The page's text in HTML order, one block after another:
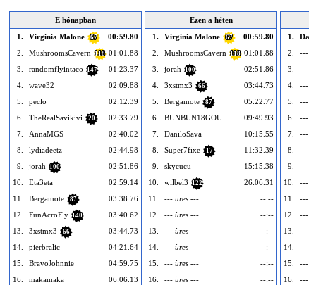
E hónapban
1.
Virginia Malone 67
00:59.80
2.
MushroomsCavern 118 01:01.88
3.
randomflyintaco 147
01:23.37
4.
wave32
02:09.88
5.
peclo
02:12.39
6.
TheRealSavikivi 20
02:33.79
7.
AnnaMGS
02:40.02
8.
lydiadeetz
02:44.98
9.
jorah 100
02:51.86
10.
Eta3eta
02:59.14
11.
Bergamote 87
03:38.76
12.
FunAcroFly 140
03:40.62
13.
3xstmx3 66
03:44.73
14.
pierbralic
04:21.64
15.
BravoJohnnie
04:59.75
16.
makamaka
06:06.13
Ezen a héten
1.
Virginia Malone 67
00:59.80
2.
MushroomsCavern 118 01:01.88
3.
jorah 100
02:51.86
4.
3xstmx3 66
03:44.73
5.
Bergamote 87
05:22.77
6.
BUNBUN18GOU
09:49.93
7.
DaniloSava
10:15.55
8.
Super7fixe 17
11:32.39
9.
skycucu
15:15.38
10.
wilbel3 122
26:06.31
11.
--- üres ---
--:--
12.
--- üres ---
--:--
13.
--- üres ---
--:--
14.
--- üres ---
--:--
15.
--- üres ---
--:--
16.
--- üres ---
--:--
1.
2.
---
3.
---
4.
---
5.
---
6.
---
7.
---
8.
---
9.
---
10.
---
11.
---
12.
---
13.
---
14.
---
15.
---
16.
---